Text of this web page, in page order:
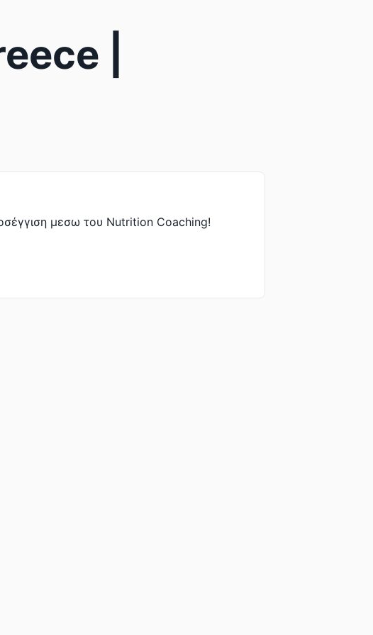
|
μεσω του Nutrition Coaching!